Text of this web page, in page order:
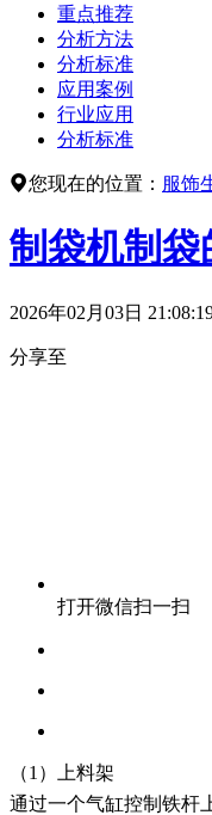
重点推荐
分析方法
分析标准
应用案例
行业应用
分析标准
您现在的位置： 服饰
制袋机制袋
2026年02月03日
分享至
打开微信扫一扫
（1）上料架
通过一个气缸控制铁杆